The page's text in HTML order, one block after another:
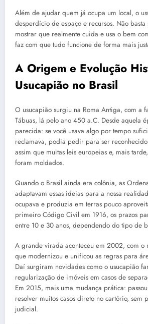
Além de ajudar quem já ocupa um local, o
desperdício de espaço e recursos. Não basta
mostrar que realmente cuida e usa o bem
faz com que tudo funcione de forma mais
A Origem e Evolução
Usucapião no Brasil
O usucapião surgiu na Roma Antiga, com a
Tábuas, lá pelo ano 450 a.C. Desde aquela
parecida: se você usava algo por tempo
reclamava, podia pedir para ser
assim que muitas leis europeias e, mais
foram moldados.
Quando o Brasil ainda era colônia, as
adaptavam essas ideias para a nossa
ocupava e produzia em terras pouco
primeiro Código Civil em 1916, os prazos
entre 10 e 30 anos, dependendo do tipo de
A grande virada aconteceu em 2002, com o
que modernizou e unificou as regras para
Daí surgiram novidades como o usucapião
regularização de imóveis em casos de
Em 2015, mais uma mudança prática:
resolver muitos casos direto no cartório, sem
judicial.